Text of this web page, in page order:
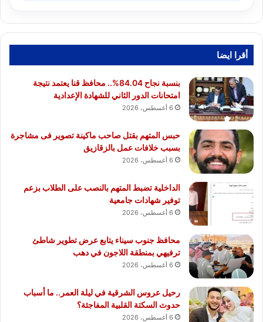
أقرا ايضا
بنسبة نجاح 84.04%.. محافظ قنا يعتمد نتيجة
امتحانات الدور الثاني للشهادة الإعدادية
6 أغسطس، 2026
حبس المتهم بقتل صاحب ماكينة تصوير فى مشاجرة
بسبب خلافات عمل بالزقازيق
6 أغسطس، 2026
الداخلية تضبط المتهم بالنصب على الطلاب بزعم
توفير شهادات جامعية
6 أغسطس، 2026
محافظ جنوب سيناء يتابع عرض تطوير شاطئ
ترفيهي بمنطقة اللاجون في دهب
6 أغسطس، 2026
رحيل عروس الشرقية في ليلة العمر.. ما أسباب
حدوث السكتة القلبية المفاجئة؟
6 أغسطس، 2026